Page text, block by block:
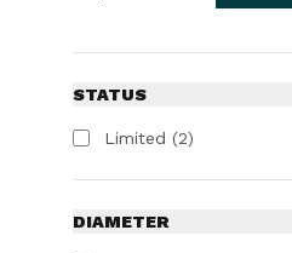
STATUS
Limited (2)
DIAMETER